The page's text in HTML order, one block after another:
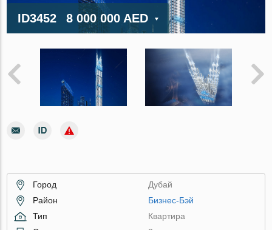
ID3452 8 000 000 AED
Город
Дубай
Район
Бизнес-Бэй
Тип
Квартира